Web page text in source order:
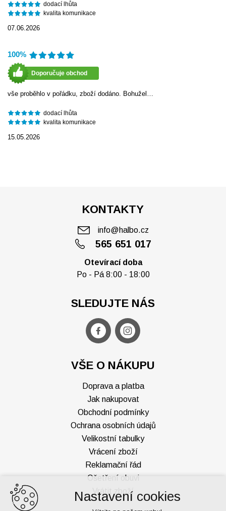
dodací lhůta
kvalita komunikace
07.06.2026
100%
Doporučuje obchod
vše proběhlo v pořádku, zboží dodáno. Bohužel…
dodací lhůta
kvalita komunikace
15.05.2026
KONTAKTY
565 651 017
info@halbo.cz
Otevírací doba
Po - Pá 8:00 - 18:00
VŠE O NÁKUPU
Doprava a platba
Jak nakupovat
Obchodní podmínky
Ochrana osobních údajů
Velikostní tabulky
Vrácení zboží
Reklamační řád
Ošetření obuvi
Vrátit zboží
SLEDUJTE NÁS
Nastavení cookies